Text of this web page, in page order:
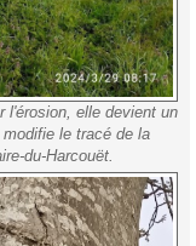
l'érosion, elle devient un
le tracé de la
du-Harcouët.